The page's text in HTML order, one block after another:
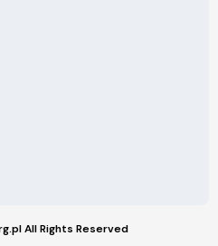
All Rights Reserved